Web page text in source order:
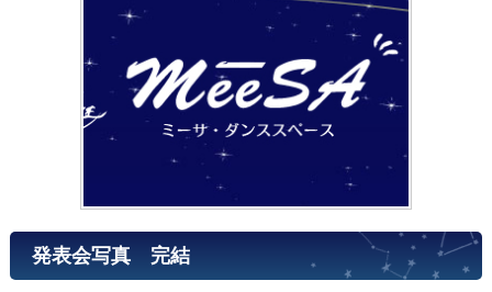
発表会写真 完結